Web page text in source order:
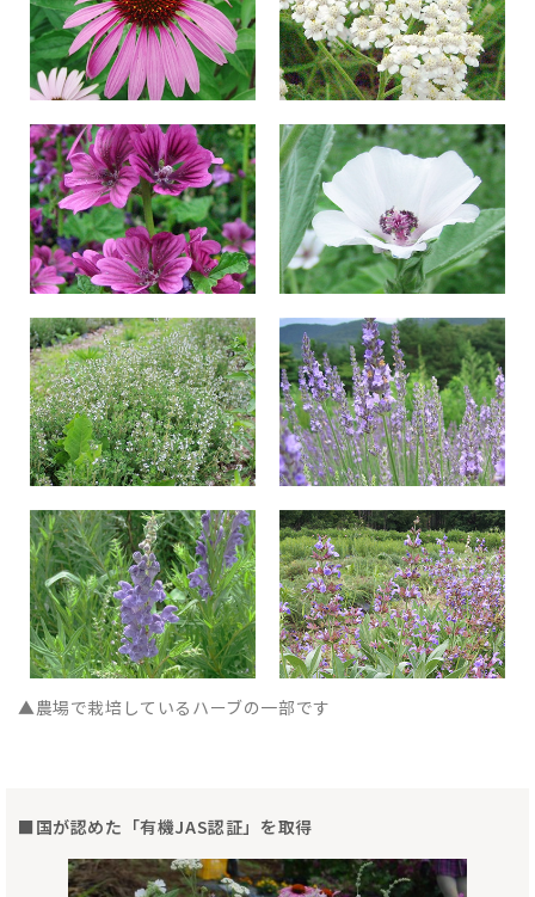
▲農場で栽培しているハーブの一部です
■国が認めた「有機JAS認証」を取得